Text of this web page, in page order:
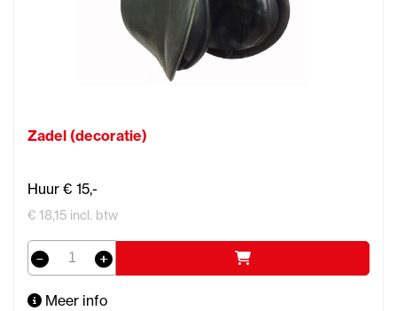
Zadel (decoratie)
Huur € 15,-
€ 18,15 incl. btw
Meer info